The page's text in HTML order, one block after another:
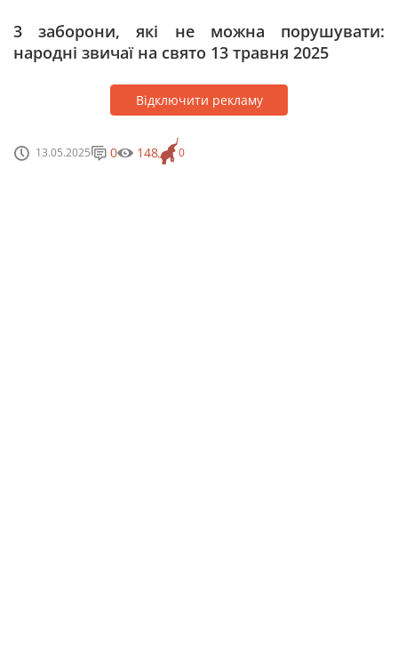
3 заборони, які не можна порушувати:
народні звичаї на свято 13 травня 2025
Відключити рекламу
13.05.2025 0
0 148